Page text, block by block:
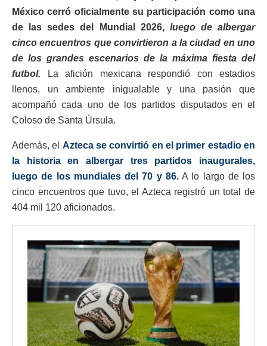
México cerró oficialmente su participación como una
de las sedes del Mundial 2026, luego de albergar
cinco encuentros que convirtieron a la ciudad en uno
de los grandes escenarios de la máxima fiesta del
futbol. La afición mexicana respondió con estadios
llenos, un ambiente inigualable y una pasión que
acompañó cada uno de los partidos disputados en el
Coloso de Santa Úrsula.
Además, el Azteca se convirtió en el primer estadio en
la historia en albergar tres partidos inaugurales,
luego de los mundiales del 70 y 86.A lo largo de los
cinco encuentros que tuvo, el Azteca registró un total de
404 mil 120 aficionados.